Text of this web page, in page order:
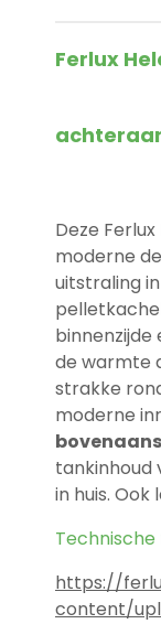
Ferlux
Deze
moderne
uitstraling
binnenzijde
de warmte
strakke
moderne
tankinhoud
in huis. Ook
Technische
https://
content/